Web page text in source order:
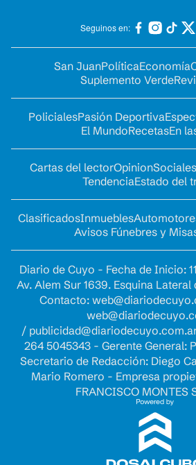
Seguinos en:
San JuanPolíticaEconomía
Suplemento Verde
PolicialesPasión Deportiva
El MundoRecetasEn
Cartas del lectorOpinionSociales
TendenciaEstado del
ClasificadosInmuebles
Avisos Fúnebres y
Diario de Cuyo - Fecha de Inicio:
Av. Alem Sur 1639. Esquina
Contacto:
/
264 5045343 - Gerente General:
Secretario de Redacción: Diego
Mario Romero - Empresa
FRANCISCO MONTES